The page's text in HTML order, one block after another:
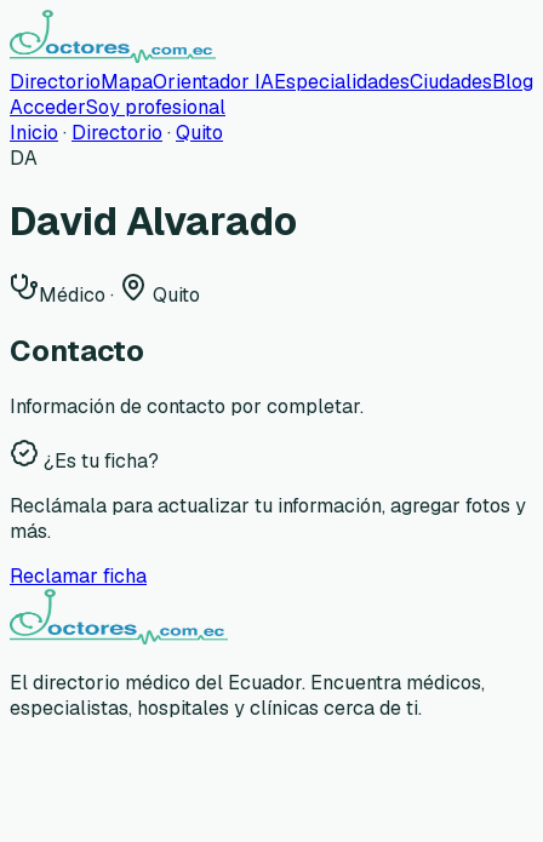
DirectorioMapaOrientador IAEspecialidadesCiudadesBlog
AccederSoy profesional
Inicio · Directorio ·Quito
DA
David Alvarado
Médico · Quito
Contacto
Información de contacto por completar.
¿Es tu ficha?
Reclámala para actualizar tu información, agregar fotos y
más.
Reclamar ficha
El directorio médico del Ecuador. Encuentra médicos,
especialistas, hospitales y clínicas cerca de ti.